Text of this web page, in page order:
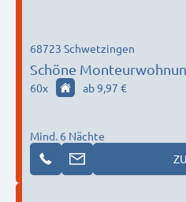
Schöne
Kreis
68723 Schwetzingen
60x ab 9,97 €
Mind. 6 Nächte